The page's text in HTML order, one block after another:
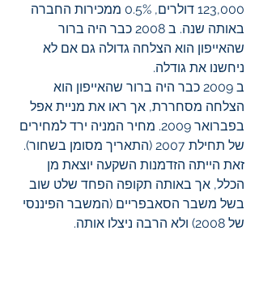
123,000 דולרים, 0.5% ממכירות החברה
באותה שנה. ב 2008 כבר היה ברור
שהאייפון הוא הצלחה גדולה גם אם לא
ניחשנו את גודלה.
ב 2009 כבר היה ברור שהאייפון הוא
הצלחה מסחררת, אך ראו את מניית אפל
בפברואר 2009. מחיר המניה ירד למחירים
של תחילת 2007 (התאריך מסומן בשחור).
זאת הייתה הזדמנות השקעה יוצאת מן
הכלל, אך באותה תקופה הפחד שלט שוב
בשל משבר הסאבפריים (המשבר הפיננסי
של 2008) ולא הרבה ניצלו אותה.